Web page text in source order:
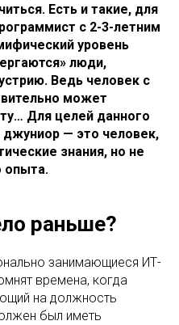
Есть и такие, для
с 2-3-летним
уровень
люди,
Ведь человек с
может
Для целей данного
— это человек,
знания, но не
опыта.
раньше?
занимающиеся ИТ-
времена, когда
на должность
был иметь